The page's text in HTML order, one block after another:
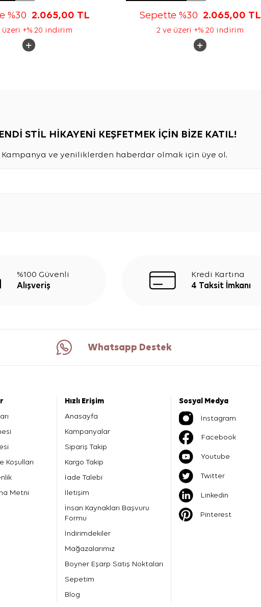
%30 2.065,00 TL
üzeri +% 20 indirim
Sepette %30 2.065,00 TL
2 ve üzeri +% 20 indirim
STİL HİKAYENİ KEŞFETMEK İÇİN BİZE KATIL!
Kampanya ve yeniliklerden haberdar olmak için üye ol.
%100 Güvenli
Alışveriş
Kredi Kartına
4 Taksit İmkanı
Whatsapp Destek
Koşulları
Metni
Hızlı Erişim
Anasayfa
Kampanyalar
Sipariş Takip
Kargo Takip
İade Talebi
İletişim
İnsan Kaynakları Başvuru
Formu
İndirimdekiler
Mağazalarımız
Boyner Eşarp Satış Noktaları
Sepetim
Blog
Sosyal Medya
İnstagram
Facebook
Youtube
Twitter
Linkedin
Pinterest